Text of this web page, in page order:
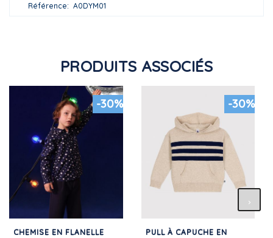
Référence
A0DYM01
PRODUITS ASSOCIÉS
-30%
CHEMISE EN FLANELLE
-30%
PULL À CAPUCHE EN